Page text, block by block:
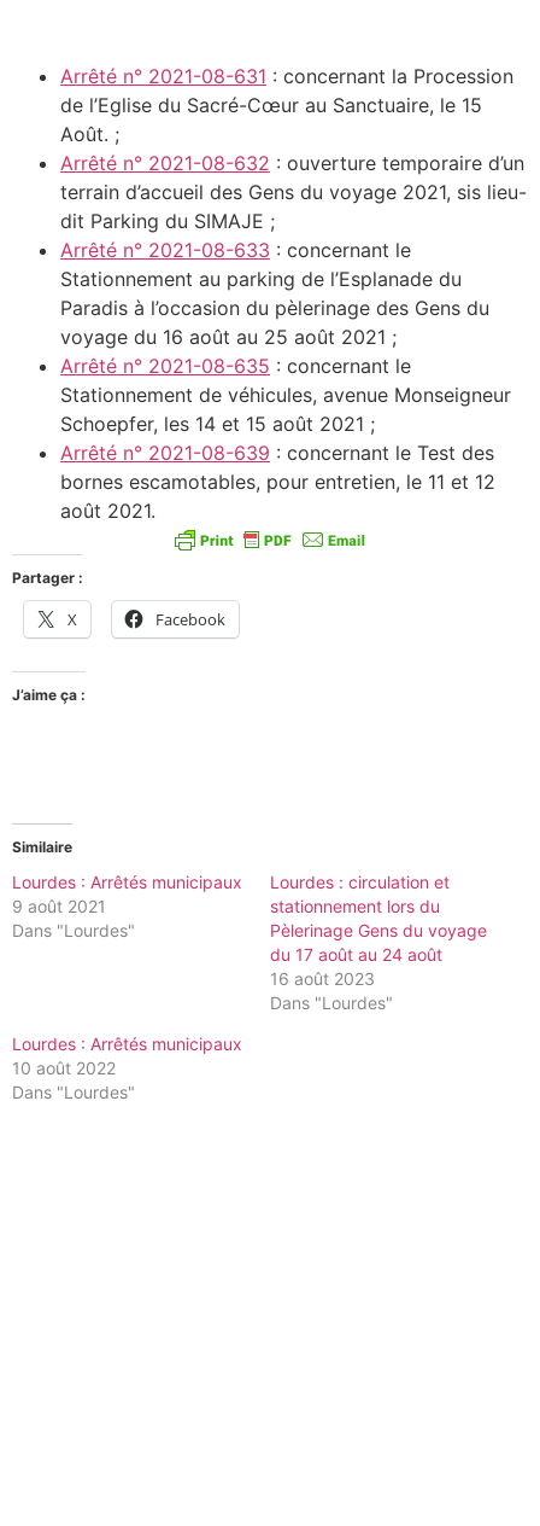
Arrêté n° 2021-08-631 : concernant la Procession
de l’Eglise du Sacré-Cœur au Sanctuaire, le 15
Août. ;
Arrêté n° 2021-08-632 : ouverture temporaire d’un
terrain d’accueil des Gens du voyage 2021, sis lieu-
dit Parking du SIMAJE ;
Arrêté n° 2021-08-633 : concernant le
Stationnement au parking de l’Esplanade du
Paradis à l’occasion du pèlerinage des Gens du
voyage du 16 août au 25 août 2021 ;
Arrêté n° 2021-08-635 : concernant le
Stationnement de véhicules, avenue Monseigneur
Schoepfer, les 14 et 15 août 2021 ;
Arrêté n° 2021-08-639 : concernant le Test des
bornes escamotables, pour entretien, le 11 et 12
août 2021.
Partager :
X Facebook
J’aime ça :
Similaire
Lourdes : Arrêtés municipaux
9 août 2021
Dans "Lourdes"
Lourdes : circulation et
stationnement lors du
Pèlerinage Gens du voyage
du 17 août au 24 août
16 août 2023
Dans "Lourdes"
Lourdes : Arrêtés municipaux
10 août 2022
Dans "Lourdes"